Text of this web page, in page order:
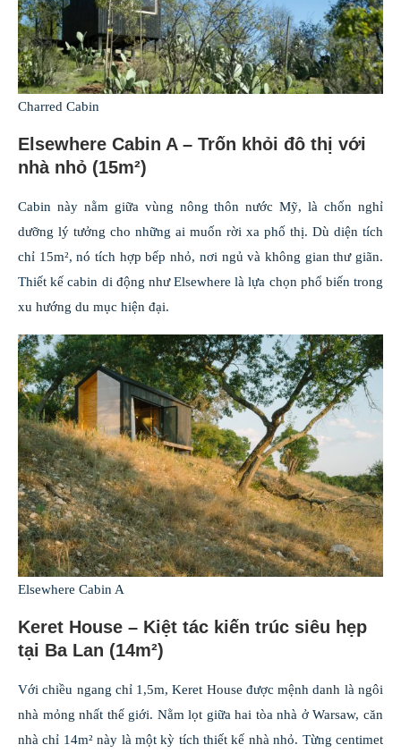
Charred Cabin
Elsewhere Cabin A – Trốn khỏi đô thị với
nhà nhỏ (15m²)
Cabin này nằm giữa vùng nông thôn nước Mỹ, là chốn nghỉ
dưỡng lý tưởng cho những ai muốn rời xa phố thị. Dù diện tích
chỉ 15m², nó tích hợp bếp nhỏ, nơi ngủ và không gian thư giãn.
Thiết kế cabin di động như Elsewhere là lựa chọn phổ biến trong
xu hướng du mục hiện đại.
Elsewhere Cabin A
Keret House – Kiệt tác kiến trúc siêu hẹp
tại Ba Lan (14m²)
Với chiều ngang chỉ 1,5m, Keret House được mệnh danh là ngôi
nhà mỏng nhất thế giới. Nằm lọt giữa hai tòa nhà ở Warsaw, căn
nhà chỉ 14m² này là một kỳ tích thiết kế nhà nhỏ. Từng centimet